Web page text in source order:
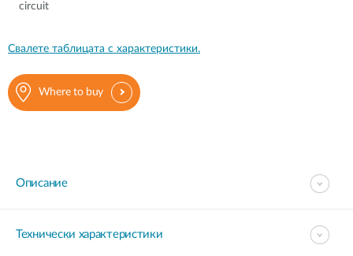
circuit
Свалете таблицата с характеристики.
Where to buy
Описание
Технически характеристики